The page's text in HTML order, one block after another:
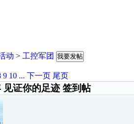
动 > 工控军团 我要发帖
9 10 ... 下一页 尾页
证你的足迹 签到帖